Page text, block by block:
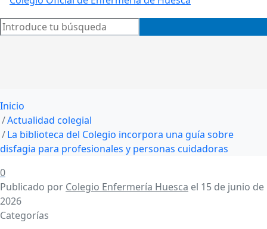
Inicio
Actualidad colegial
La biblioteca del Colegio incorpora una guía sobre
disfagia para profesionales y personas cuidadoras
0
Publicado por Colegio Enfermería Huesca el 15 de junio de
2026
Categorías